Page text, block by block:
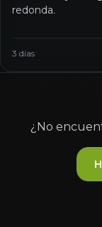
redonda.
3 días
¿No